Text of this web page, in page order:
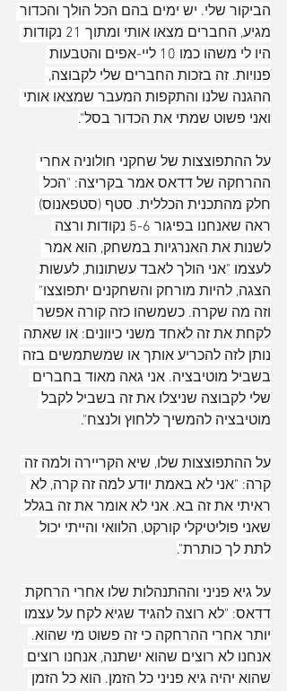
ארכיון
הביקור שלי. יש ימים בהם הכל הולך והכדור
מגיע, החברים מצאו אותי ומתוך 21 נקודות
היו לי משהו כמו 10 ליי-אפים והטבעות
פנויות. זה בזכות החברים שלי לקבוצה,
ההגנה שלנו והתקפות המעבר שמצאו אותי
ואני פשוט שמתי את הכדור בסל".
על ההתפוצצות של שחקני חולוניה אחרי
ההרחקה של דדאס אמר בקריצה: "הכל
חלק מהתכנית הכללית. סטף (סטפאנוס)
ראה שאנחנו בפיגור 5-6 נקודות ורצה
לשנות את האנרגיות במשחק, הוא אמר
לעצמו "אני הולך לאבד עשתונות, לעשות
הצגה, להיות מורחק והשחקנים יתפוצצו"
וזה מה שקרה. כשמשהו כזה קורה אפשר
לקחת את זה לאחד משני כיוונים: או שאתה
נותן לזה להכריע אותך או שמשתמשים בזה
בשביל מוטיבציה. אני גאה מאוד בחברים
שלי לקבוצה שניצלו את זה בשביל לקבל
מוטיבציה להמשיך ללחוץ ולנצח".
על ההתפוצצות שלו, שיא הקריירה ולמה זה
קרה: "אני לא באמת יודע למה זה קרה, לא
ראיתי את זה בא. אני לא אומר את זה בגלל
שאני פוליטיקלי קורקט, הלוואי והייתי יכול
לתת לך כותרת".
על גיא פניני וההתנהלות שלו אחרי הרחקת
דדאס: "לא רוצה להגיד שגיא לקח על עצמו
יותר אחרי ההרחקה כי זה פשוט מי שהוא.
אנחנו לא רוצים שהוא ישתנה, אנחנו רוצים
שהוא יהיה גיא פניני כל הזמן. הוא כל הזמן